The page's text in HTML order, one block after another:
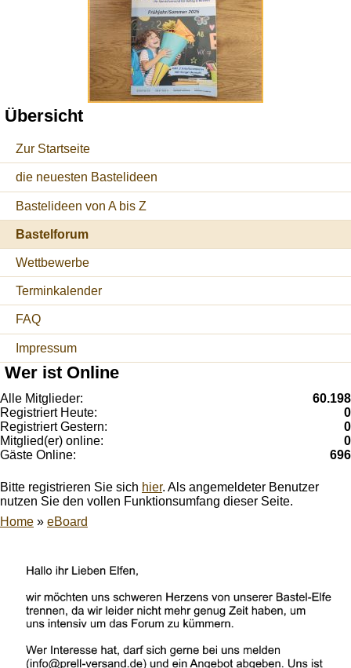
Übersicht
Zur Startseite
die neuesten Bastelideen
Bastelideen von A bis Z
Bastelforum
Wettbewerbe
Terminkalender
FAQ
Impressum
Wer ist Online
Alle Mitglieder:
60.198
Registriert Heute:
0
Registriert Gestern:
0
Mitglied(er) online:
0
Gäste Online:
696
Bitte registrieren Sie sich hier. Als angemeldeter Benutzer
nutzen Sie den vollen Funktionsumfang dieser Seite.
Home » eBoard